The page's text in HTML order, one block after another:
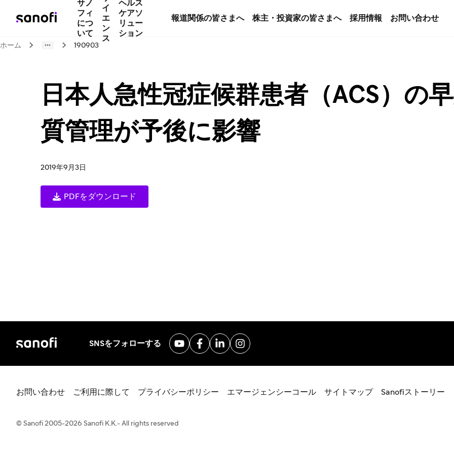
サノ
フィ
につ
いて
イ
エ
ン
ス
ヘルス
ケアソ
リュー
ション
報道関係の皆さまへ 株主・投資家の皆さまへ 採用情報 お問い合わせ
ホーム 190903
日本人急性冠症候群患者（ACS）の
質管理が予後に影響
2019年9月3日
PDFをダウンロード
SNSをフォローする
お問い合わせ ご利用に際して プライバシーポリシー エマージェンシーコール サイトマップ Sanofiストーリー
© Sanofi 2005-2026 Sanofi K.K.- All rights reserved